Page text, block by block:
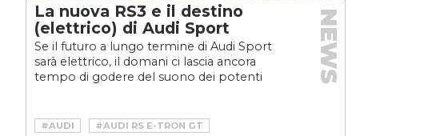
La nuova RS3 e il destino
(elettrico) di Audi Sport
Se il futuro a lungo termine di Audi Sport
sarà elettrico, il domani ci lascia ancora
tempo di godere del suono dei potenti
NEWS
#AUDI
#AUDI RS E-TRON GT